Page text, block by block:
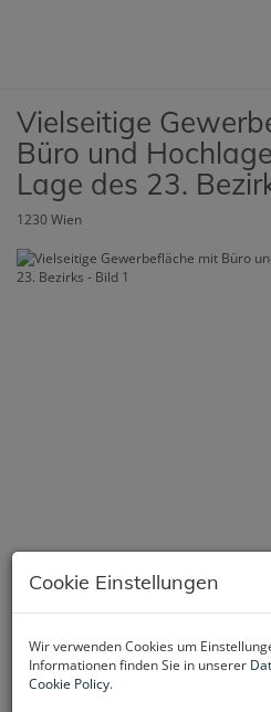
Vielseitige
Büro und
Lage des 23.
1230 Wien
Cookie Einstellungen
Wir verwenden Cookies um
Informationen finden Sie in unserer
Cookie Policy.